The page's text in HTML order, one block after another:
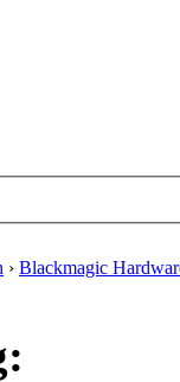
› Blackmagic